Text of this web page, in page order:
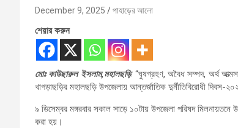
December 9, 2025 পাহাড়ের আলো
শেয়ার করুন
মোঃ কাউছারুল ইসলাম,মহালছড়ি: “ঘুষগ্রহণ, অবৈধ সম্পদ, অর্থ
খাগড়াছড়ির মহালছড়ি উপজেলায় আন্তর্জাতিক দুর্নীতিবিরোধী
৯ ডিসেম্বর মঙ্গরবার সকাল সাড়ে ১০টায় উপজেলা পরিষদ
করা হয়।